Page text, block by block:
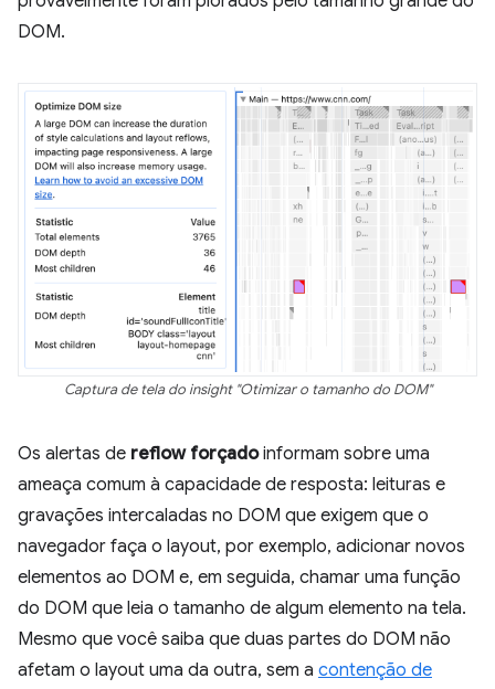
DOM.
Captura de tela do insight "Otimizar o tamanho do DOM"
Os alertas de reflow forçadoinformam sobre uma
ameaça comum à capacidade de resposta: leituras e
gravações intercaladas no DOM que exigem que o
navegador faça o layout, por exemplo, adicionar novos
elementos ao DOM e, em seguida, chamar uma função
do DOM que leia o tamanho de algum elemento na tela.
Mesmo que você saiba que duas partes do DOM não
afetam o layout uma da outra, sem a contenção de